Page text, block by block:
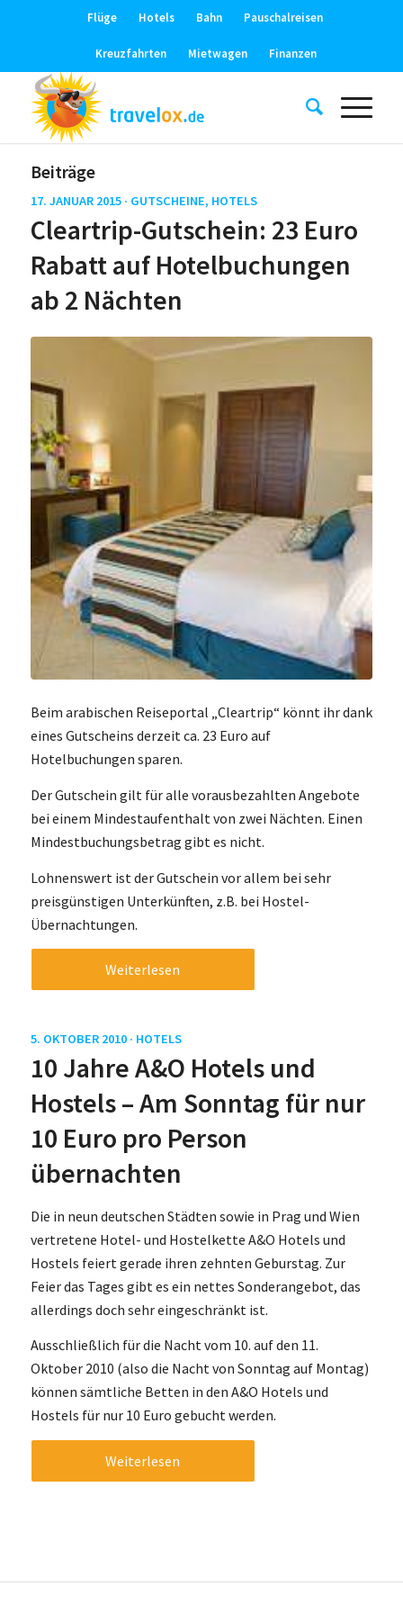
Flüge Hotels Bahn Pauschalreisen
Kreuzfahrten Mietwagen Finanzen
Beiträge
17. JANUAR 2015 · GUTSCHEINE, HOTELS
Cleartrip-Gutschein: 23 Euro
Rabatt auf Hotelbuchungen
ab 2 Nächten
Beim arabischen Reiseportal „Cleartrip“ könnt ihr dank
eines Gutscheins derzeit ca. 23 Euro auf
Hotelbuchungen sparen.
Der Gutschein gilt für alle vorausbezahlten Angebote
bei einem Mindestaufenthalt von zwei Nächten. Einen
Mindestbuchungsbetrag gibt es nicht.
Lohnenswert ist der Gutschein vor allem bei sehr
preisgünstigen Unterkünften, z.B. bei Hostel-
Übernachtungen.
Weiterlesen
5. OKTOBER 2010 · HOTELS
10 Jahre A&O Hotels und
Hostels – Am Sonntag für nur
10 Euro pro Person
übernachten
Die in neun deutschen Städten sowie in Prag und Wien
vertretene Hotel- und Hostelkette A&O Hotels und
Hostels feiert gerade ihren zehnten Geburstag. Zur
Feier das Tages gibt es ein nettes Sonderangebot, das
allerdings doch sehr eingeschränkt ist.
Ausschließlich für die Nacht vom 10. auf den 11.
Oktober 2010 (also die Nacht von Sonntag auf Montag)
können sämtliche Betten in den A&O Hotels und
Hostels für nur 10 Euro gebucht werden.
Weiterlesen